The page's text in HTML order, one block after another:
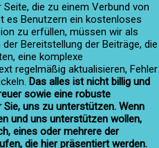
die zu einem Verbund von
es Benutzern ein kostenloses
zu erfüllen, müssen wir als
Bereitstellung der Beiträge, die
eine komplexe
regelmäßig aktualisieren, Fehler
Das alles ist nicht billig und
sowie eine robuste
uns zu unterstützen. Wenn
und uns unterstützen wollen,
eines oder mehrere der
die hier präsentiert werden.